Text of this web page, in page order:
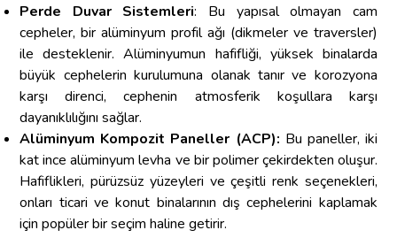
Perde Duvar Sistemleri: Bu yapısal olmayan cam
cepheler, bir alüminyum profil ağı (dikmeler ve traversler)
ile desteklenir. Alüminyumun hafifliği, yüksek binalarda
büyük cephelerin kurulumuna olanak tanır ve korozyona
karşı direnci, cephenin atmosferik koşullara karşı
dayanıklılığını sağlar.
Alüminyum Kompozit Paneller (ACP): Bu paneller, iki
kat ince alüminyum levha ve bir polimer çekirdekten oluşur.
Hafiflikleri, pürüzsüz yüzeyleri ve çeşitli renk seçenekleri,
onları ticari ve konut binalarının dış cephelerini kaplamak
için popüler bir seçim haline getirir.